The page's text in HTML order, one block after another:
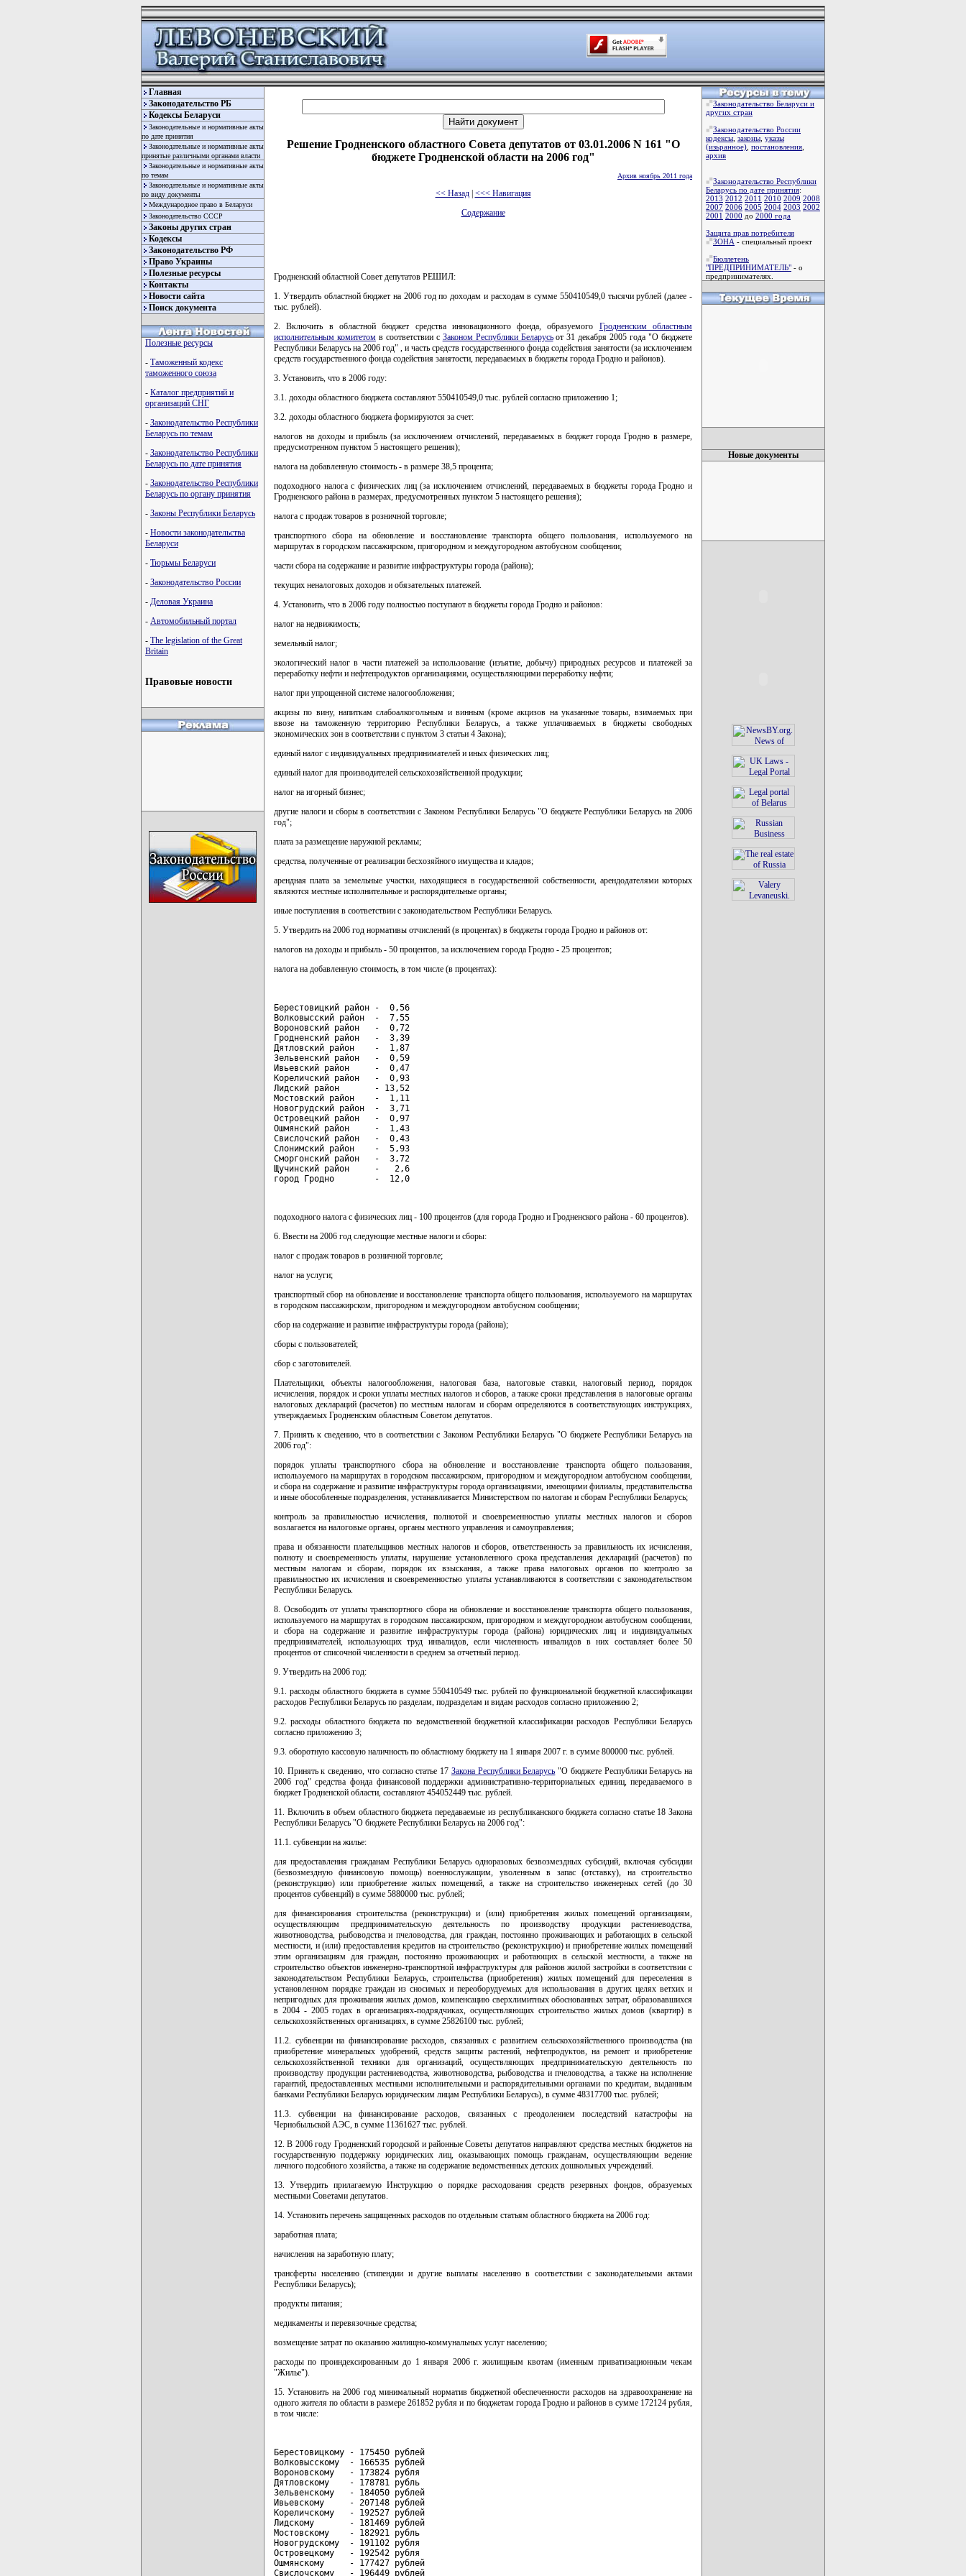
Главная
Законодательство РБ
Кодексы Беларуси
Законодательные и нормативные акты
по дате принятия
Законодательные и нормативные акты
принятые различными органами власти
Законодательные и нормативные акты
по темам
Законодательные и нормативные акты
по виду документы
Международное право в Беларуси
Законодательство СССР
Законы других стран
Кодексы
Законодательство РФ
Право Украины
Полезные ресурсы
Контакты
Новости сайта
Поиск документа
Полезные ресурсы
- Таможенный кодекс
таможенного союза
- Каталог предприятий и
организаций СНГ
- Законодательство Республики
Беларусь по темам
- Законодательство Республики
Беларусь по дате принятия
- Законодательство Республики
Беларусь по органу принятия
- Законы Республики Беларусь
- Новости законодательства
Беларуси
- Тюрьмы Беларуси
- Законодательство России
- Деловая Украина
- Автомобильный портал
- The legislation of the Great
Britain
Правовые новости
Решение Гродненского областного Совета депутатов от 03.01.2006 N 161 "О
бюджете Гродненской области на 2006 год"
Архив ноябрь 2011 года
<< Назад| <<< Навигация
Содержание
Гродненский областной Совет депутатов РЕШИЛ:
1. Утвердить областной бюджет на 2006 год по доходам и расходам в сумме 550410549,0 тысячи рублей (далее -
тыс. рублей).
2. Включить в областной бюджет средства инновационного фонда, образуемого Гродненским областным
исполнительным комитетомв соответствии с Законом Республики Беларусьот 31 декабря 2005 года "О бюджете
Республики Беларусь на 2006 год" , и часть средств государственного фонда содействия занятости (за исключением
средств государственного фонда содействия занятости, передаваемых в бюджеты города Гродно и районов).
3. Установить, что в 2006 году:
3.1. доходы областного бюджета составляют 550410549,0 тыс. рублей согласно приложению 1;
3.2. доходы областного бюджета формируются за счет:
налогов на доходы и прибыль (за исключением отчислений, передаваемых в бюджет города Гродно в размере,
предусмотренном пунктом 5 настоящего решения);
налога на добавленную стоимость - в размере 38,5 процента;
подоходного налога с физических лиц (за исключением отчислений, передаваемых в бюджеты города Гродно и
Гродненского района в размерах, предусмотренных пунктом 5 настоящего решения);
налога с продаж товаров в розничной торговле;
транспортного сбора на обновление и восстановление транспорта общего пользования, используемого на
маршрутах в городском пассажирском, пригородном и междугородном автобусном сообщении;
части сбора на содержание и развитие инфраструктуры города (района);
текущих неналоговых доходов и обязательных платежей.
4. Установить, что в 2006 году полностью поступают в бюджеты города Гродно и районов:
налог на недвижимость;
земельный налог;
экологический налог в части платежей за использование (изъятие, добычу) природных ресурсов и платежей за
переработку нефти и нефтепродуктов организациями, осуществляющими переработку нефти;
налог при упрощенной системе налогообложения;
акцизы по вину, напиткам слабоалкогольным и винным (кроме акцизов на указанные товары, взимаемых при
ввозе на таможенную территорию Республики Беларусь, а также уплачиваемых в бюджеты свободных
экономических зон в соответствии с пунктом 3 статьи 4 Закона);
единый налог с индивидуальных предпринимателей и иных физических лиц;
единый налог для производителей сельскохозяйственной продукции;
налог на игорный бизнес;
другие налоги и сборы в соответствии с Законом Республики Беларусь "О бюджете Республики Беларусь на 2006
год";
плата за размещение наружной рекламы;
средства, полученные от реализации бесхозяйного имущества и кладов;
арендная плата за земельные участки, находящиеся в государственной собственности, арендодателями которых
являются местные исполнительные и распорядительные органы;
иные поступления в соответствии с законодательством Республики Беларусь.
5. Утвердить на 2006 год нормативы отчислений (в процентах) в бюджеты города Гродно и районов от:
налогов на доходы и прибыль - 50 процентов, за исключением города Гродно - 25 процентов;
налога на добавленную стоимость, в том числе (в процентах):
Берестовицкий район -  0,56
Волковысский район  -  7,55
Вороновский район   -  0,72
Гродненский район   -  3,39
Дятловский район    -  1,87
Зельвенский район   -  0,59
Ивьевский район     -  0,47
Кореличский район   -  0,93
Лидский район       - 13,52
Мостовский район    -  1,11
Новогрудский район  -  3,71
Островецкий район   -  0,97
Ошмянский район     -  1,43
Свислочский район   -  0,43
Слонимский район    -  5,93
Сморгонский район   -  3,72
Щучинский район     -   2,6
город Гродно        -  12,0
подоходного налога с физических лиц - 100 процентов (для города Гродно и Гродненского района - 60 процентов).
6. Ввести на 2006 год следующие местные налоги и сборы:
налог с продаж товаров в розничной торговле;
налог на услуги;
транспортный сбор на обновление и восстановление транспорта общего пользования, используемого на маршрутах
в городском пассажирском, пригородном и междугородном автобусном сообщении;
сбор на содержание и развитие инфраструктуры города (района);
сборы с пользователей;
сбор с заготовителей.
Плательщики, объекты налогообложения, налоговая база, налоговые ставки, налоговый период, порядок
исчисления, порядок и сроки уплаты местных налогов и сборов, а также сроки представления в налоговые органы
налоговых деклараций (расчетов) по местным налогам и сборам определяются в соответствующих инструкциях,
утверждаемых Гродненским областным Советом депутатов.
7. Принять к сведению, что в соответствии с Законом Республики Беларусь "О бюджете Республики Беларусь на
2006 год":
порядок уплаты транспортного сбора на обновление и восстановление транспорта общего пользования,
используемого на маршрутах в городском пассажирском, пригородном и междугородном автобусном сообщении,
и сбора на содержание и развитие инфраструктуры города организациями, имеющими филиалы, представительства
и иные обособленные подразделения, устанавливается Министерством по налогам и сборам Республики Беларусь;
контроль за правильностью исчисления, полнотой и своевременностью уплаты местных налогов и сборов
возлагается на налоговые органы, органы местного управления и самоуправления;
права и обязанности плательщиков местных налогов и сборов, ответственность за правильность их исчисления,
полноту и своевременность уплаты, нарушение установленного срока представления деклараций (расчетов) по
местным налогам и сборам, порядок их взыскания, а также права налоговых органов по контролю за
правильностью их исчисления и своевременностью уплаты устанавливаются в соответствии с законодательством
Республики Беларусь.
8. Освободить от уплаты транспортного сбора на обновление и восстановление транспорта общего пользования,
используемого на маршрутах в городском пассажирском, пригородном и междугородном автобусном сообщении,
и сбора на содержание и развитие инфраструктуры города (района) юридических лиц и индивидуальных
предпринимателей, использующих труд инвалидов, если численность инвалидов в них составляет более 50
процентов от списочной численности в среднем за отчетный период.
9. Утвердить на 2006 год:
9.1. расходы областного бюджета в сумме 550410549 тыс. рублей по функциональной бюджетной классификации
расходов Республики Беларусь по разделам, подразделам и видам расходов согласно приложению 2;
9.2. расходы областного бюджета по ведомственной бюджетной классификации расходов Республики Беларусь
согласно приложению 3;
9.3. оборотную кассовую наличность по областному бюджету на 1 января 2007 г. в сумме 800000 тыс. рублей.
10. Принять к сведению, что согласно статье 17 Закона Республики Беларусь "О бюджете Республики Беларусь на
2006 год" средства фонда финансовой поддержки административно-территориальных единиц, передаваемого в
бюджет Гродненской области, составляют 454052449 тыс. рублей.
11. Включить в объем областного бюджета передаваемые из республиканского бюджета согласно статье 18 Закона
Республики Беларусь "О бюджете Республики Беларусь на 2006 год":
11.1. субвенции на жилье:
для предоставления гражданам Республики Беларусь одноразовых безвозмездных субсидий, включая субсидии
(безвозмездную финансовую помощь) военнослужащим, уволенным в запас (отставку), на строительство
(реконструкцию) или приобретение жилых помещений, а также на строительство инженерных сетей (до 30
процентов субвенций) в сумме 5880000 тыс. рублей;
для финансирования строительства (реконструкции) и (или) приобретения жилых помещений организациям,
осуществляющим предпринимательскую деятельность по производству продукции растениеводства,
животноводства, рыбоводства и пчеловодства, для граждан, постоянно проживающих и работающих в сельской
местности, и (или) предоставления кредитов на строительство (реконструкцию) и приобретение жилых помещений
этим организациям для граждан, постоянно проживающих и работающих в сельской местности, а также на
строительство объектов инженерно-транспортной инфраструктуры для районов жилой застройки в соответствии с
законодательством Республики Беларусь, строительства (приобретения) жилых помещений для переселения в
установленном порядке граждан из сносимых и переоборудуемых для использования в других целях ветхих и
непригодных для проживания жилых домов, компенсацию сверхлимитных обоснованных затрат, образовавшихся
в 2004 - 2005 годах в организациях-подрядчиках, осуществляющих строительство жилых домов (квартир) в
сельскохозяйственных организациях, в сумме 25826100 тыс. рублей;
11.2. субвенции на финансирование расходов, связанных с развитием сельскохозяйственного производства (на
приобретение минеральных удобрений, средств защиты растений, нефтепродуктов, на ремонт и приобретение
сельскохозяйственной техники для организаций, осуществляющих предпринимательскую деятельность по
производству продукции растениеводства, животноводства, рыбоводства и пчеловодства, а также на исполнение
гарантий, предоставленных местными исполнительными и распорядительными органами по кредитам, выданным
банками Республики Беларусь юридическим лицам Республики Беларусь), в сумме 48317700 тыс. рублей;
11.3. субвенции на финансирование расходов, связанных с преодолением последствий катастрофы на
Чернобыльской АЭС, в сумме 11361627 тыс. рублей.
12. В 2006 году Гродненский городской и районные Советы депутатов направляют средства местных бюджетов на
государственную поддержку юридических лиц, оказывающих помощь гражданам, осуществляющим ведение
личного подсобного хозяйства, а также на содержание ведомственных детских дошкольных учреждений.
13. Утвердить прилагаемую Инструкцию о порядке расходования средств резервных фондов, образуемых
местными Советами депутатов.
14. Установить перечень защищенных расходов по отдельным статьям областного бюджета на 2006 год:
заработная плата;
начисления на заработную плату;
трансферты населению (стипендии и другие выплаты населению в соответствии с законодательными актами
Республики Беларусь);
продукты питания;
медикаменты и перевязочные средства;
возмещение затрат по оказанию жилищно-коммунальных услуг населению;
расходы по проиндексированным до 1 января 2006 г. жилищным квотам (именным приватизационным чекам
"Жилье").
15. Установить на 2006 год минимальный норматив бюджетной обеспеченности расходов на здравоохранение на
одного жителя по области в размере 261852 рубля и по бюджетам города Гродно и районов в сумме 172124 рубля,
в том числе:
Берестовицкому - 175450 рублей
Волковысскому  - 166535 рублей
Вороновскому   - 173824 рубля
Дятловскому    - 178781 рубль
Зельвенскому   - 184050 рублей
Ивьевскому     - 207148 рублей
Кореличскому   - 192527 рублей
Лидскому       - 181469 рублей
Мостовскому    - 182921 рубль
Новогрудскому  - 191102 рубля
Островецкому   - 192542 рубля
Ошмянскому     - 177427 рублей
Свислочскому   - 196449 рублей
Законодательство Беларуси и
других стран
Законодательство России
кодексы законы указы
(изьранное) постановления
архив
Законодательство Республики
Беларусь по дате принятия:
2013 2012 2011 2010 2009 2008
2007 2006 2005 2004 2003 2002
2001 2000 до 2000 года
Защита прав потребителя
ЗОНА - специальный проект
Бюллетень
"ПРЕДПРИНИМАТЕЛЬ" - о
предпринимателях.
Новые документы